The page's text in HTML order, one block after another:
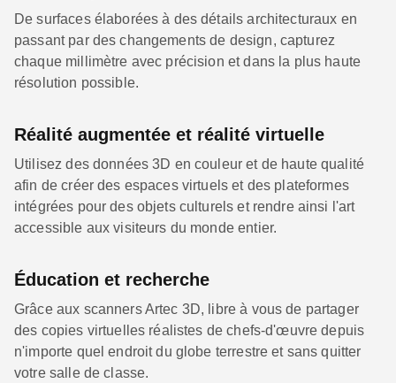
De surfaces élaborées à des détails architecturaux en
passant par des changements de design, capturez
chaque millimètre avec précision et dans la plus haute
résolution possible.
Réalité augmentée et réalité virtuelle
Utilisez des données 3D en couleur et de haute qualité
afin de créer des espaces virtuels et des plateformes
intégrées pour des objets culturels et rendre ainsi l'art
accessible aux visiteurs du monde entier.
Éducation et recherche
Grâce aux scanners Artec 3D, libre à vous de partager
des copies virtuelles réalistes de chefs-d'œuvre depuis
n'importe quel endroit du globe terrestre et sans quitter
votre salle de classe.